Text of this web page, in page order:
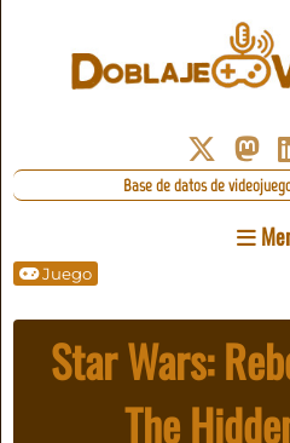
Base de datos de
Juego
Star Wars:
The